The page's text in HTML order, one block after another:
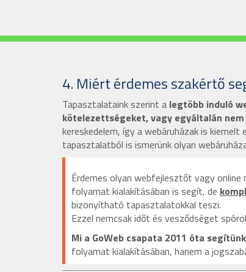
4. Miért érdemes szakértő
Tapasztalataink szerint a legtöbb induló
kötelezettségeket, vagy egyáltalán
kereskedelem, így a webáruházak is
tapasztalatból is ismerünk olyan
Érdemes olyan webfejlesztőt vagy
folyamat kialakításában is segít, de
bizonyítható tapasztalatokkal teszi.
Ezzel nemcsak időt és vesződséget
Mi a GoWeb csapata 2011 óta
folyamat kialakításában, hanem a